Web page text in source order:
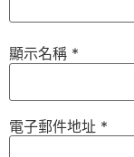
顯示名稱 *
電子郵件地址 *